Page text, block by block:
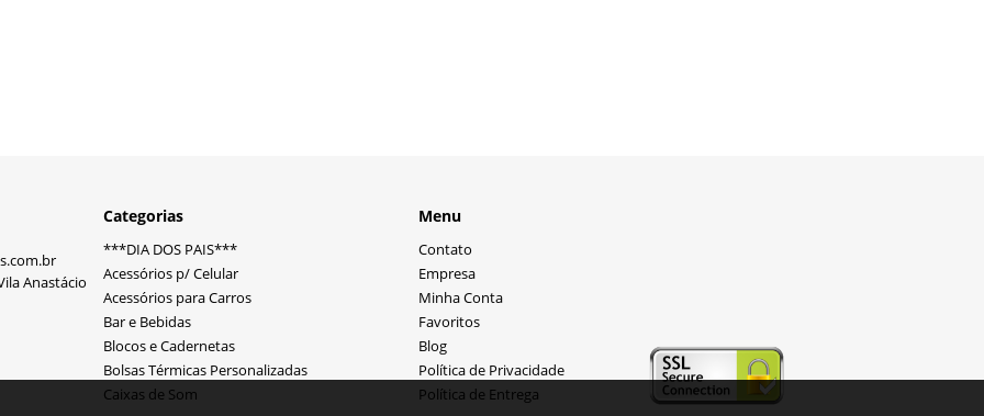
Anastácio
Categorias
***DIA DOS PAIS***
Acessórios p/ Celular
Acessórios para Carros
Bar e Bebidas
Blocos e Cadernetas
Bolsas Térmicas Personalizadas
Caixas de Som
Menu
Contato
Empresa
Minha Conta
Favoritos
Blog
Política de Privacidade
Política de Entrega